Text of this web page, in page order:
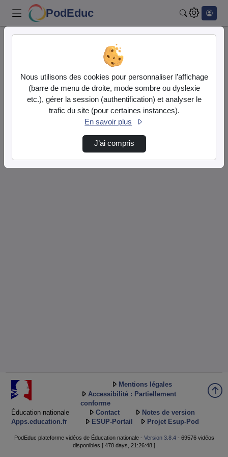
PodEduc
DRANE Hauts de France
DRANE Hauts de France Vidéo
Numérique et inclusion
Éducation nationale
Apps.education.fr
Mentions légales
Accessibilité : Partiellement
conforme
Contact
Notes de version
ESUP-Portail
Projet Esup-Pod
PodEduc plateforme vidéos de Éducation nationale - Version 3.8.4- 69576 vidéos
disponibles [ 470 days, 21:26:48 ]
Nous utilisons des cookies pour personnaliser l’affichage
(barre de menu de droite, mode sombre ou dyslexie
etc.), gérer la session (authentification) et analyser le
trafic du site (pour certaines instances).
En savoir plus
J’ai compris